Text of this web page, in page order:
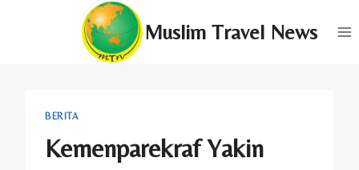
Muslim Travel News
BERITA
Kemenparekraf Yakin